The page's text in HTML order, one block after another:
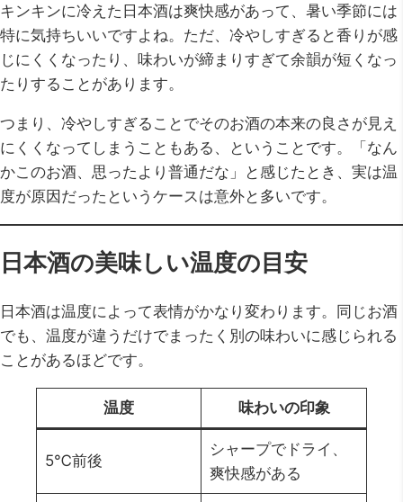
キンキンに冷えた日本酒は爽快感があって、暑い季節には
特に気持ちいいですよね。ただ、冷やしすぎると香りが感
じにくくなったり、味わいが締まりすぎて余韻が短くなっ
たりすることがあります。
つまり、冷やしすぎることでそのお酒の本来の良さが見え
にくくなってしまうこともある、ということです。「なん
かこのお酒、思ったより普通だな」と感じたとき、実は温
度が原因だったというケースは意外と多いです。
日本酒の美味しい温度の目安
日本酒は温度によって表情がかなり変わります。同じお酒
でも、温度が違うだけでまったく別の味わいに感じられる
ことがあるほどです。
温度 味わいの印象
5℃前後
シャープでドライ、
爽快感がある